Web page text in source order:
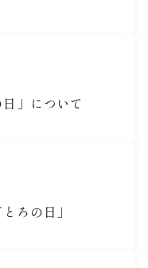
」について
ろの日」